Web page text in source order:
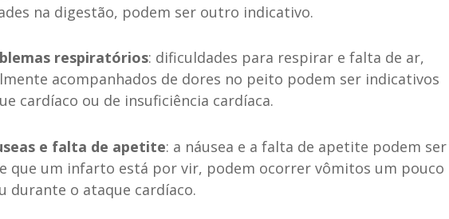
na digestão, podem ser outro indicativo.
respiratórios: dificuldades para respirar e falta de ar,
acompanhados de dores no peito podem ser indicativos
cardíaco ou de insuficiência cardíaca.
e falta de apetite: a náusea e a falta de apetite podem ser
que um infarto está por vir, podem ocorrer vômitos um pouco
durante o ataque cardíaco.